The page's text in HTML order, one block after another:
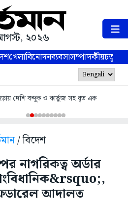
২০২৬
খেলাবিনোদনব্যবসাসম্পাদকীয়
দেশি বন্দুক ও কার্তুজ সহ ধৃত এক
/ বিদেশ
নাগরিকত্ব অর্ডার
আদালত